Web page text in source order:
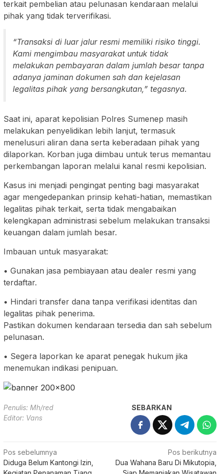
terkait pembelian atau pelunasan kendaraan melalui
pihak yang tidak terverifikasi.
“Transaksi di luar jalur resmi memiliki risiko tinggi.
Kami mengimbau masyarakat untuk tidak
melakukan pembayaran dalam jumlah besar tanpa
adanya jaminan dokumen sah dan kejelasan
legalitas pihak yang bersangkutan,” tegasnya.
Saat ini, aparat kepolisian Polres Sumenep masih
melakukan penyelidikan lebih lanjut, termasuk
menelusuri aliran dana serta keberadaan pihak yang
dilaporkan. Korban juga diimbau untuk terus memantau
perkembangan laporan melalui kanal resmi kepolisian.
Kasus ini menjadi pengingat penting bagi masyarakat
agar mengedepankan prinsip kehati-hatian, memastikan
legalitas pihak terkait, serta tidak mengabaikan
kelengkapan administrasi sebelum melakukan transaksi
keuangan dalam jumlah besar.
Imbauan untuk masyarakat:
• Gunakan jasa pembiayaan atau dealer resmi yang
terdaftar.
• Hindari transfer dana tanpa verifikasi identitas dan
legalitas pihak penerima.
Pastikan dokumen kendaraan tersedia dan sah sebelum
pelunasan.
• Segera laporkan ke aparat penegak hukum jika
menemukan indikasi penipuan.
Penulis: Mh/red
Editor: Vans
SEBARKAN
Navigasi
pos
Pos sebelumnya
Diduga Belum Kantongi Izin,
Pos berikutnya
Dua Wahana Baru Di Mikutopia,